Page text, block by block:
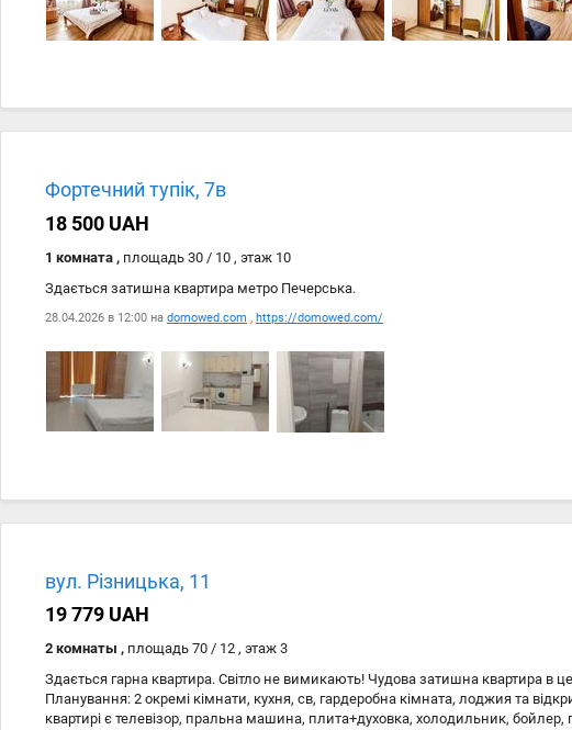
28.04 domowed.com
28.04
Фортечний тупік, 7в
18 500 UAH
1 комната , площадь 30 / 10 , этаж 10
Здається затишна квартира метро Печерська.
28.04.2026 в 12:00 на domowed.com https://domowed.com/
domowed.com
28.04
вул. Різницька, 11
19 779 UAH
2 комнаты , площадь 70 / 12 , этаж 3
Здається гарна квартира. Світло не вимикають! Чудова затишна квартира в
Планування: 2 окремі кімнати, кухня, св, гардеробна кімната, лоджия та
квартирі є телевізор, пральна машина, плита+духовка, холодильник, бойлер,